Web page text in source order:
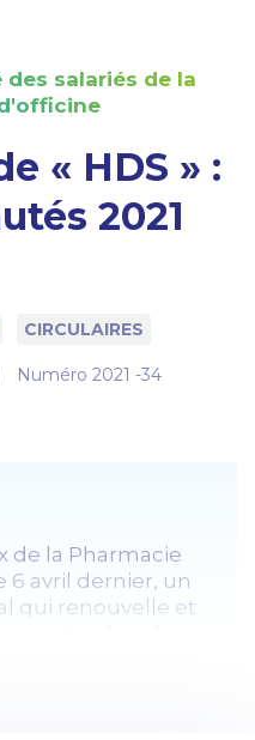
salariés de la
« HDS » :
2021
CIRCULAIRES
Numéro 2021 -34
de la Pharmacie
6 avril dernier, un
qui renouvelle et